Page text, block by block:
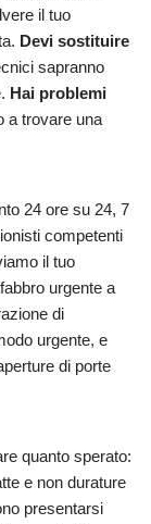
il tuo
Devi sostituire
sapranno
Hai problemi
a trovare una
24 ore su 24, 7
competenti
il tuo
urgente a
di
urgente, e
di porte
quanto sperato:
e non durature
presentarsi